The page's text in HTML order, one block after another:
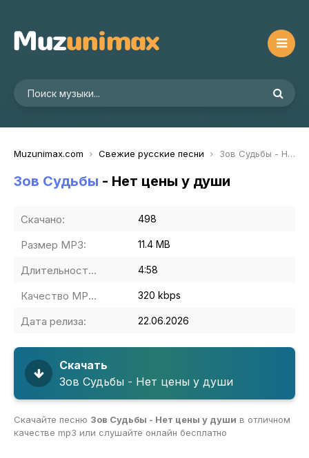
Muzunimax.com Свежие русские песни Зов Судьбы - Нет цены у души
Зов Судьбы - Нет цены у души
Скачано: 498
Размер MP3: 11.4 MB
Длительность MP3: 4:58
Качество MP3: 320 kbps
Дата релиза: 22.06.2026
Скачать
Зов Судьбы - Нет цены у души
Скачайте песню Зов Судьбы - Нет цены у души в отличном
качестве mp3 или слушайте онлайн бесплатно